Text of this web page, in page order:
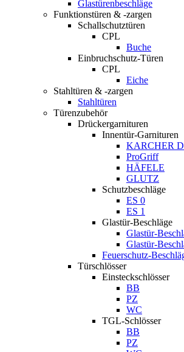
Glastürenbeschläge
Funktionstüren & -zargen
Schallschutztüren
CPL
Buche
Einbruchschutz-Türen
CPL
Eiche
Stahltüren & -zargen
Stahltüren
Türenzubehör
Drückergarnituren
Innentür-Garnituren
KARCHER
ProGriff
HÄFELE
GLUTZ
Schutzbeschläge
ES 0
ES 1
Glastür-Beschläge
Glastür-
Glastür-
Feuerschutz-
Türschlösser
Einsteckschlösser
BB
PZ
WC
TGL-Schlösser
BB
PZ